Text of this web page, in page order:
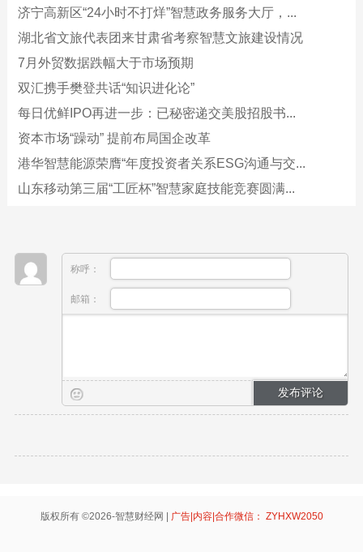
济宁高新区“24小时不打烊”智慧政务服务大厅，...
湖北省文旅代表团来甘肃省考察智慧文旅建设情况
7月外贸数据跌幅大于市场预期
双汇携手樊登共话“知识进化论”
每日优鲜IPO再进一步：已秘密递交美股招股书...
资本市场“躁动” 提前布局国企改革
港华智慧能源荣膺“年度投资者关系ESG沟通与交...
山东移动第三届“工匠杯”智慧家庭技能竞赛圆满...
称呼：
邮箱：
版权所有 ©2026-智慧财经网 | 广告|内容|合作微信： ZYHXW2050